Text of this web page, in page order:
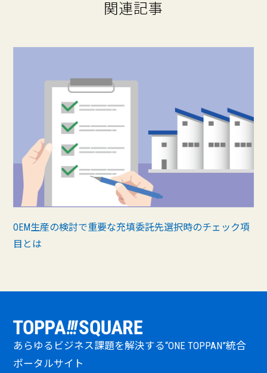
関連記事
OEM生産の検討で重要な充填委託先選択時のチェック項
目とは
あらゆるビジネス課題を解決する“ONE TOPPAN”統合
ポータルサイト